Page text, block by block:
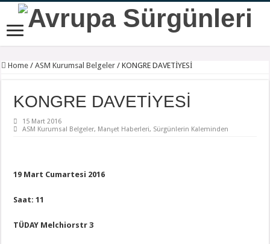
Home / ASM Kurumsal Belgeler / KONGRE DAVETİYESİ
KONGRE DAVETİYESİ
15 Mart 2016
ASM Kurumsal Belgeler, Manşet Haberleri, Sürgünlerin Kaleminden
19 Mart Cumartesi 2016
Saat: 11
TÜDAY Melchiorstr 3